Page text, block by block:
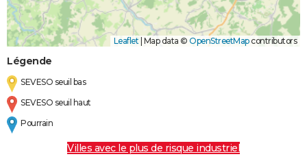
Leaflet Map data © OpenStreetMapcontributors
Légende
SEVESO seuil bas
SEVESO seuil haut
Pourrain
Villes avec le plus de risque industriel